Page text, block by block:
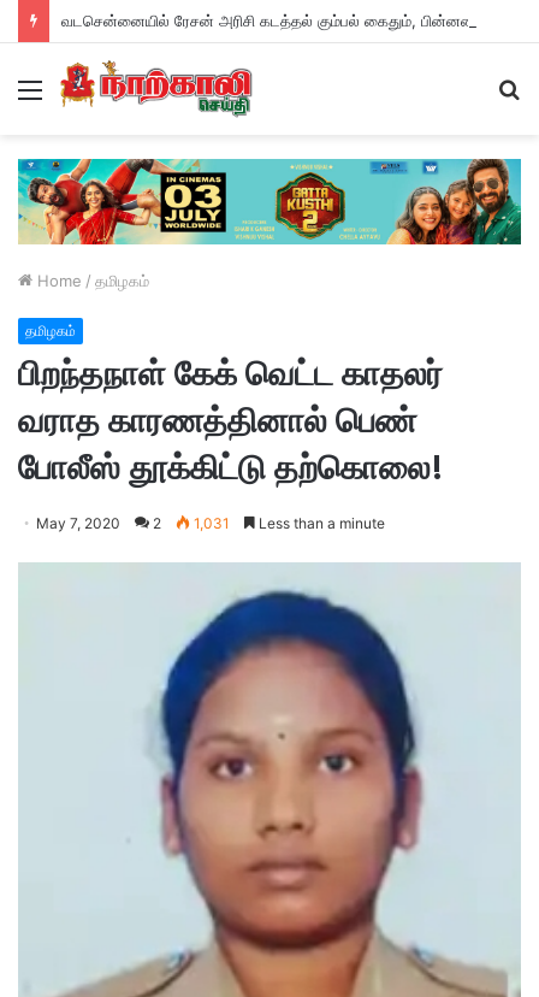
Menu
Home / தமிழகம்
தமிழகம்
பிறந்தநாள் கேக் வெட்ட காதலர்
வராத காரணத்தினால் பெண்
போலீஸ் தூக்கிட்டு தற்கொலை!
May 7, 2020 2 1,031 Less than a minute